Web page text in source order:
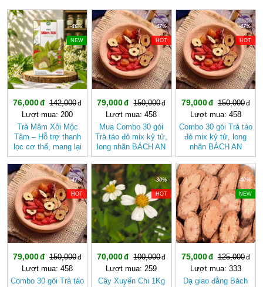
-46%
NEW
76,000
142,000
Lượt mua: 200
Trà Mâm Xôi Mộc
Tâm – Hỗ trợ thanh
lọc cơ thể, mang lại
cảm giác nhẹ nhàng
-47%
HOT
79,000
150,000
Lượt mua: 458
Mua Combo 30 gói
Trà táo đỏ mix kỷ tử,
long nhãn BÁCH AN
KHANG - Trà Thảo
Mộc , Ngủ Ngon
-47%
HOT
79,000
150,000
Lượt mua: 458
Combo 30 gói Trà táo
đỏ mix kỷ tử, long
nhãn BÁCH AN
KHANG
-47%
HOT
79,000
150,000
Lượt mua: 458
Combo 30 gói Trà táo
-30%
HOT
70,000
100,000
Lượt mua: 259
Cây Xuyến Chi 1Kg
-40%
NEW
75,000
125,000
Lượt mua: 333
Dạ giao đằng Bách